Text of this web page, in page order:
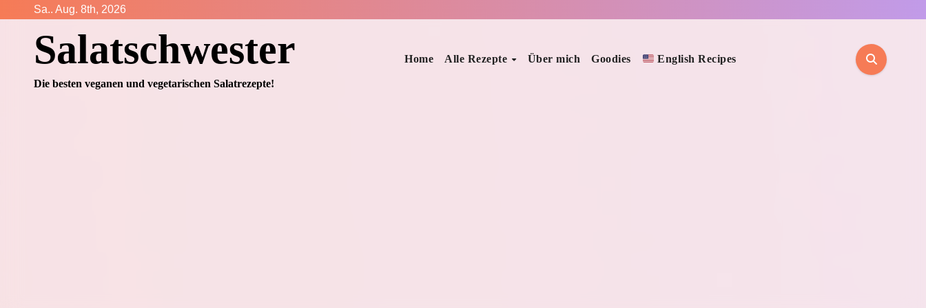
springen
Sa.. Aug. 8th, 2026
Salatschwester
Die besten veganen und vegetarischen Salatrezepte!
Home Alle Rezepte Über mich Goodies English Recipes